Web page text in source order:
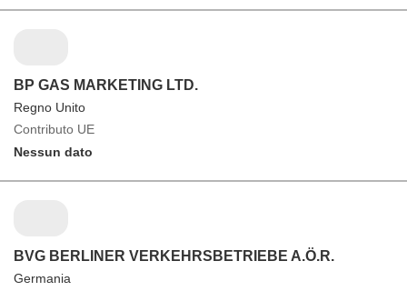
BP GAS MARKETING LTD.
Regno Unito
Contributo UE
Nessun dato
BVG BERLINER VERKEHRSBETRIEBE A.Ö.R.
Germania